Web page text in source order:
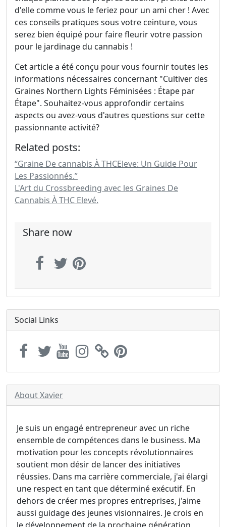
d'elle comme vous le feriez pour un ami cher ! Avec
ces conseils pratiques sous votre ceinture, vous
serez bien équipé pour faire fleurir votre passion
pour le jardinage du cannabis !
Cet article a été conçu pour vous fournir toutes les
informations nécessaires concernant "Cultiver des
Graines Northern Lights Féminisées : Étape par
Étape". Souhaitez-vous approfondir certains
aspects ou avez-vous d'autres questions sur cette
passionnante activité?
Related posts:
“Graine De cannabis À THCEleve: Un Guide Pour
Les Passionnés.”
L'Art du Crossbreeding avec les Graines De
Cannabis À THC Elevé.
Share now
Social Links
About Xavier
Je suis un engagé entrepreneur avec un riche
ensemble de compétences dans le business. Ma
motivation pour les concepts révolutionnaires
soutient mon désir de lancer des initiatives
réussies. Dans ma carrière commerciale, j'ai élargi
une respect en tant que déterminé exécutif. En
dehors de créer mes propres entreprises, j'aime
aussi guidage des jeunes visionnaires. Je crois en